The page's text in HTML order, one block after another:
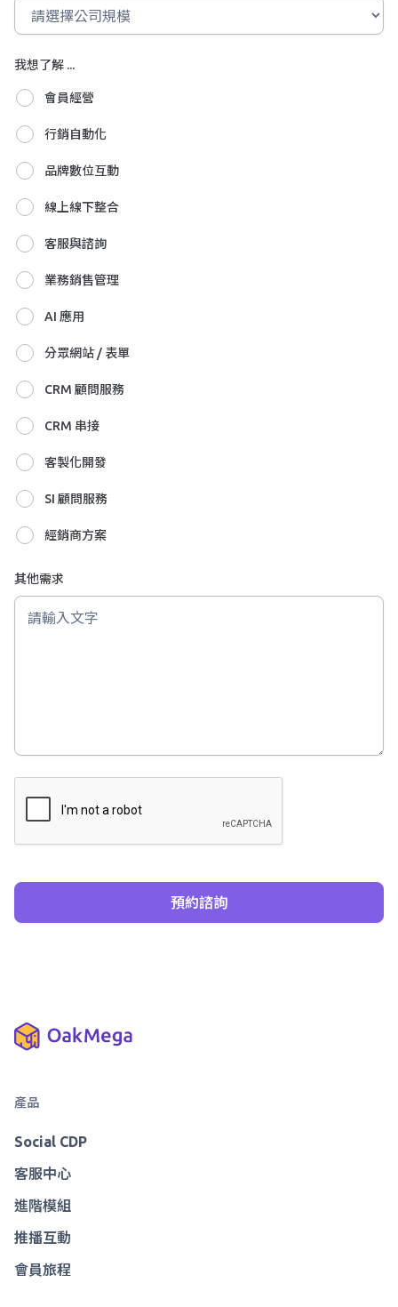
我想了解 ...
會員經營
行銷自動化
品牌數位互動
線上線下整合
客服與諮詢
業務銷售管理
AI 應用
分眾網站 / 表單
CRM 顧問服務
CRM 串接
客製化開發
SI 顧問服務
經銷商方案
其他需求
產品
Social CDP
客服中心
進階模組
推播互動
會員旅程